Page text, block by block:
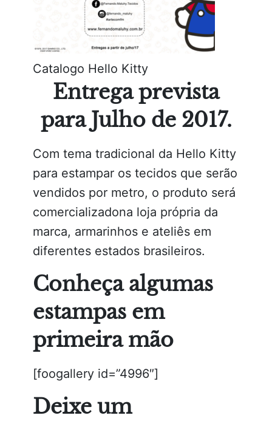
Catalogo Hello Kitty
Entrega prevista
para Julho de 2017.
Com tema tradicional da Hello Kitty
para estampar os tecidos que serão
vendidos por metro, o produto será
comercializadona loja própria da
marca, armarinhos e ateliês em
diferentes estados brasileiros.
Conheça algumas
estampas em
primeira mão
[foogallery id=”4996″]
Deixe um